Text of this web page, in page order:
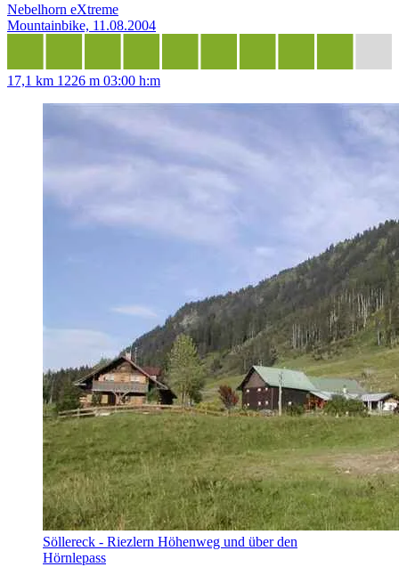
Nebelhorn eXtreme
Mountainbike, 11.08.2004
17,1 km 1226 m 03:00 h:m
Söllereck - Riezlern Höhenweg und über den
Hörnlepass